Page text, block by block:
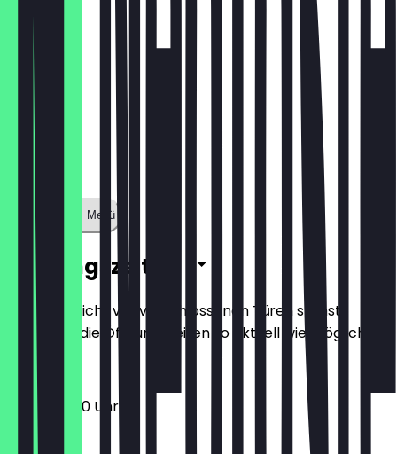
Zeige ganzes Menü
Öffnungszeiten
Damit du nicht vor verschlossenen Türen stehst,
halten wir die Öffnungszeiten so aktuell wie möglich.
12:00 - 22:30 Uhr